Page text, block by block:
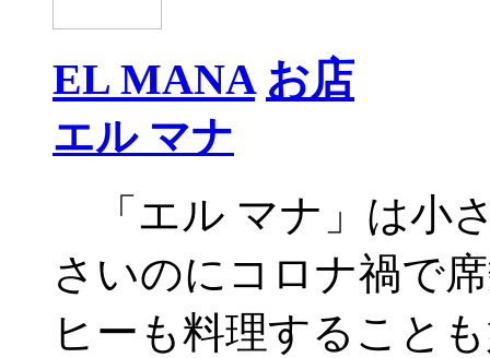
EL MANA お店
エル マナ
「エル マナ」は小
さいのにコロナ禍で
ヒーも料理すること